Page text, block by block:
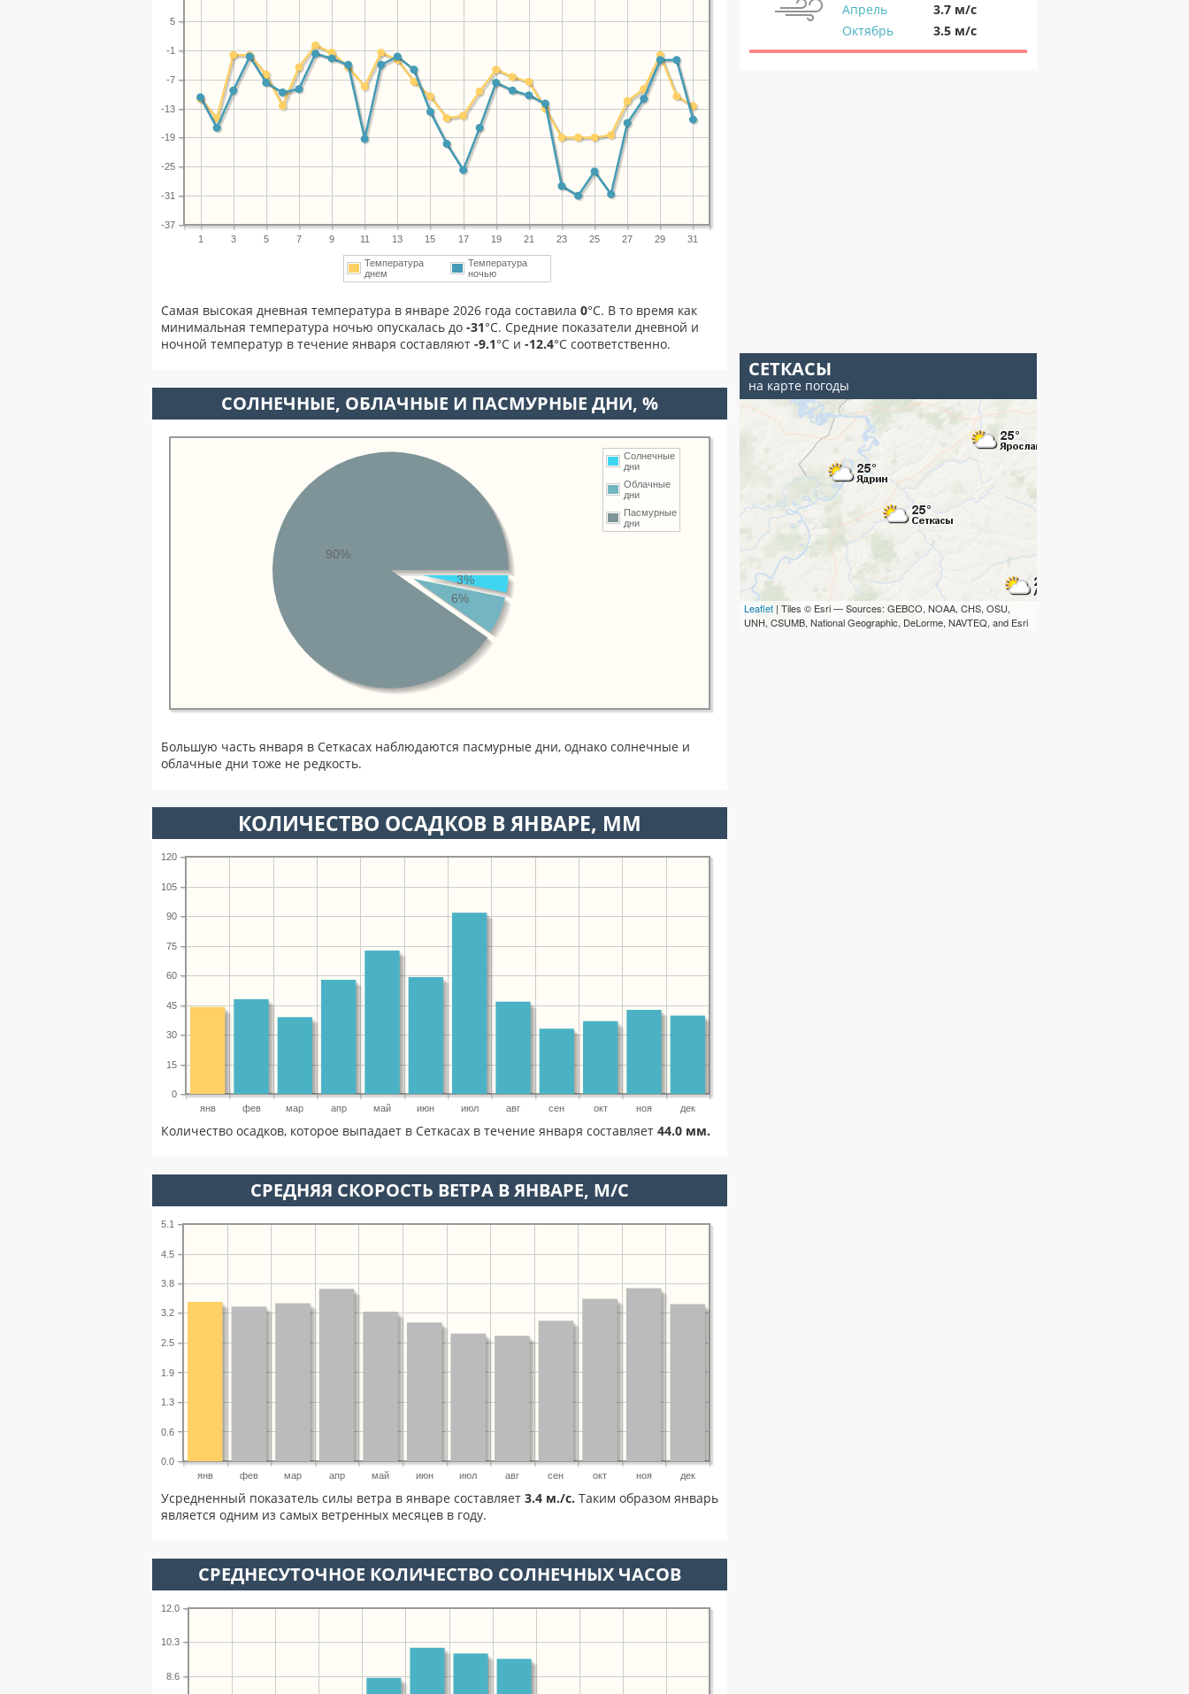
1 3 5 7 9 11 13 15 17 19 21 23 25 27 29 31
-37
-31
-25
-19
-13
-7
-1
5
Температура
днем
Температура
ночью
Самая высокая дневная температура в январе 2026 года составила 0°С. В то время как
минимальная температура ночью опускалась до -31°C. Средние показатели дневной и
ночной температур в течение января составляют -9.1°С и -12.4°С соответственно.
CОЛНЕЧНЫЕ, ОБЛАЧНЫЕ И ПАСМУРНЫЕ ДНИ, %
Солнечные
дни
Облачные
дни
Пасмурные
дни
3%
6%
90%
Большую часть января в Сеткасах наблюдаются пасмурные дни, однако солнечные и
облачные дни тоже не редкость.
КОЛИЧЕСТВО ОСАДКОВ В ЯНВАРЕ, ММ
янв фев мар апр май июн июл авг сен окт ноя дек
0
15
30
45
60
75
90
105
120
Количество осадков, которое выпадает в Сеткасах в течение января составляет 44.0 мм.
СРЕДНЯЯ СКОРОСТЬ ВЕТРА В ЯНВАРЕ, М/С
янв фев мар апр май июн июл авг сен окт ноя дек
0.0
0.6
1.3
1.9
2.5
3.2
3.8
4.5
5.1
Усредненный показатель силы ветра в январе составляет 3.4 м./с. Таким образом январь
является одним из самых ветренных месяцев в году.
СРЕДНЕСУТОЧНОЕ КОЛИЧЕСТВО СОЛНЕЧНЫХ ЧАСОВ
8.6
10.3
12.0
Апрель
3.7 м/с
Октябрь
3.5 м/с
СЕТКАСЫ
на карте погоды
Leaflet | Tiles © Esri — Sources: GEBCO, NOAA, CHS, OSU,
UNH, CSUMB, National Geographic, DeLorme, NAVTEQ, and Esri